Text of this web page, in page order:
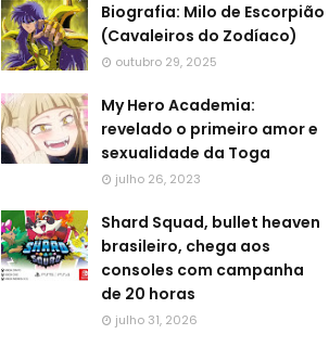
Biografia: Milo de Escorpião
(Cavaleiros do Zodíaco)
outubro 29, 2025
My Hero Academia:
revelado o primeiro amor e
sexualidade da Toga
julho 26, 2023
Shard Squad, bullet heaven
brasileiro, chega aos
consoles com campanha
de 20 horas
julho 31, 2026